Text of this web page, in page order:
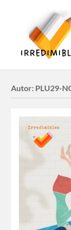
Autor: PLU29-